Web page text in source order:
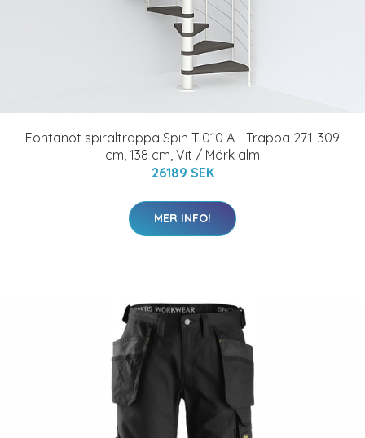
Fontanot spiraltrappa Spin T 010 A - Trappa 271-309
cm, 138 cm, Vit / Mörk alm
26189 SEK
MER INFO!